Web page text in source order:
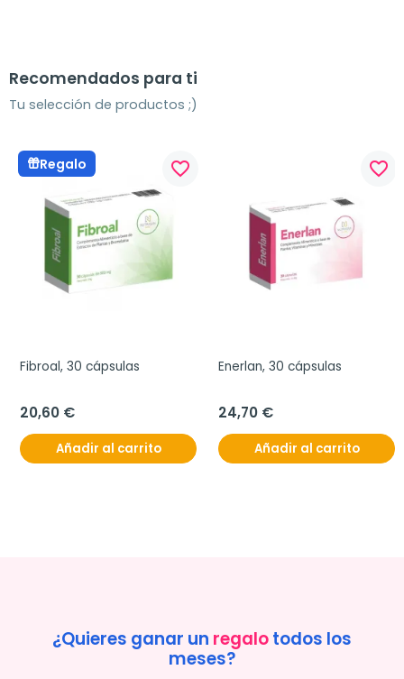
Recomendados para ti
Tu selección de productos ;)
Regalo favorite_border
Fibroal, 30 cápsulas
20,60 €
Añadir al carrito
favorite_border
Enerlan, 30 cápsulas
24,70 €
Añadir al carrito
¿Quieres ganar un regalotodos los
meses?